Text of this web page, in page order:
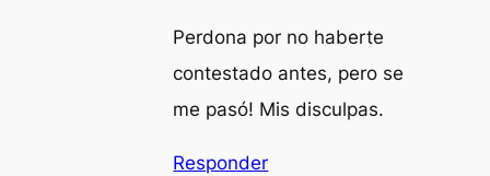
Perdona por no haberte
contestado antes, pero se
me pasó! Mis disculpas.
Responder